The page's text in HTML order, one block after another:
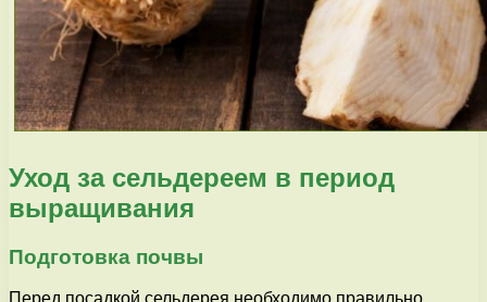
Уход за сельдереем в период
выращивания
Подготовка почвы